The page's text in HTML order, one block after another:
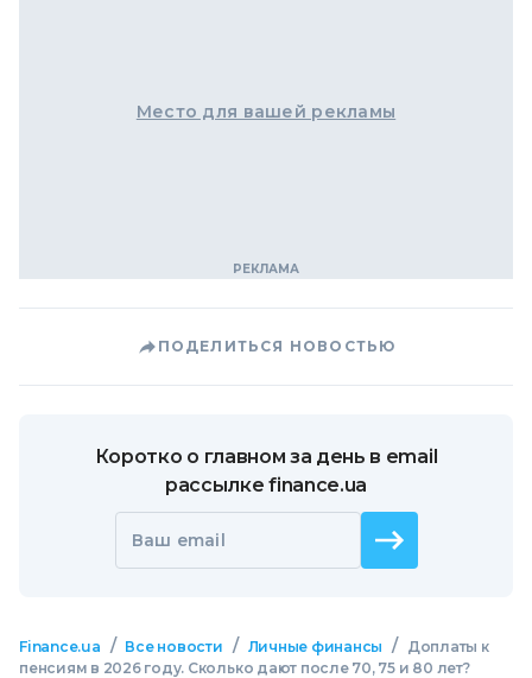
Место для вашей рекламы
ПОДЕЛИТЬСЯ НОВОСТЬЮ
Коротко о главном за день в email
рассылке finance.ua
Ваш email
Finance.ua / Все новости / Личные финансы /
Доплаты к
пенсиям в 2026 году. Сколько дают после 70, 75 и 80 лет?